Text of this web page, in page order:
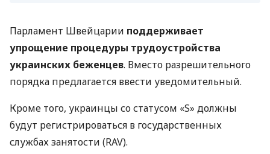
Парламент Швейцарии поддерживает
упрощение процедуры трудоустройства
украинских беженцев. Вместо разрешительного
порядка предлагается ввести уведомительный.
Кроме того, украинцы со статусом «S» должны
будут регистрироваться в государственных
службах занятости (RAV).